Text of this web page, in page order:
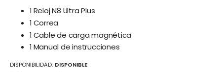
1 Reloj N8 Ultra Plus
1 Correa
1 Cable de carga magnética
1 Manual de instrucciones
DISPONIBILIDAD: DISPONIBLE